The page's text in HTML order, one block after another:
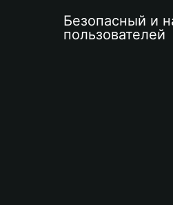
Безопасный и
пользователей